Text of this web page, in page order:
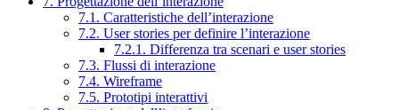
7.1. Caratteristiche dell’interazione
7.2. User stories per definire l’interazione
7.2.1. Differenza tra scenari e user stories
7.3. Flussi di interazione
7.4. Wireframe
7.5. Prototipi interattivi